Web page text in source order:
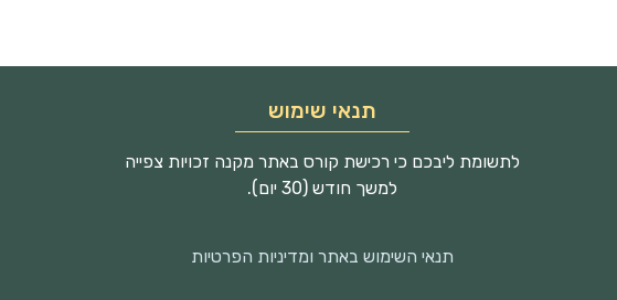
תנאי שימוש
לתשומת ליבכם כי רכישת קורס באתר מקנה זכויות צפייה
למשך חודש (30 יום).
תנאי השימוש באתר ומדיניות הפרטיות